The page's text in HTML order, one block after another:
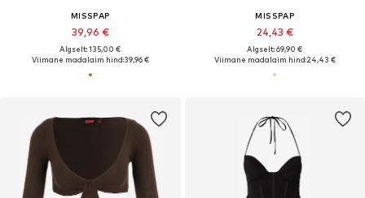
MISSPAP
39,96 €
Algselt: 135,00 €
Viimane madalaim hind:39,96 €
MISSPAP
24,43 €
Algselt: 69,90 €
Viimane madalaim hind:24,43 €